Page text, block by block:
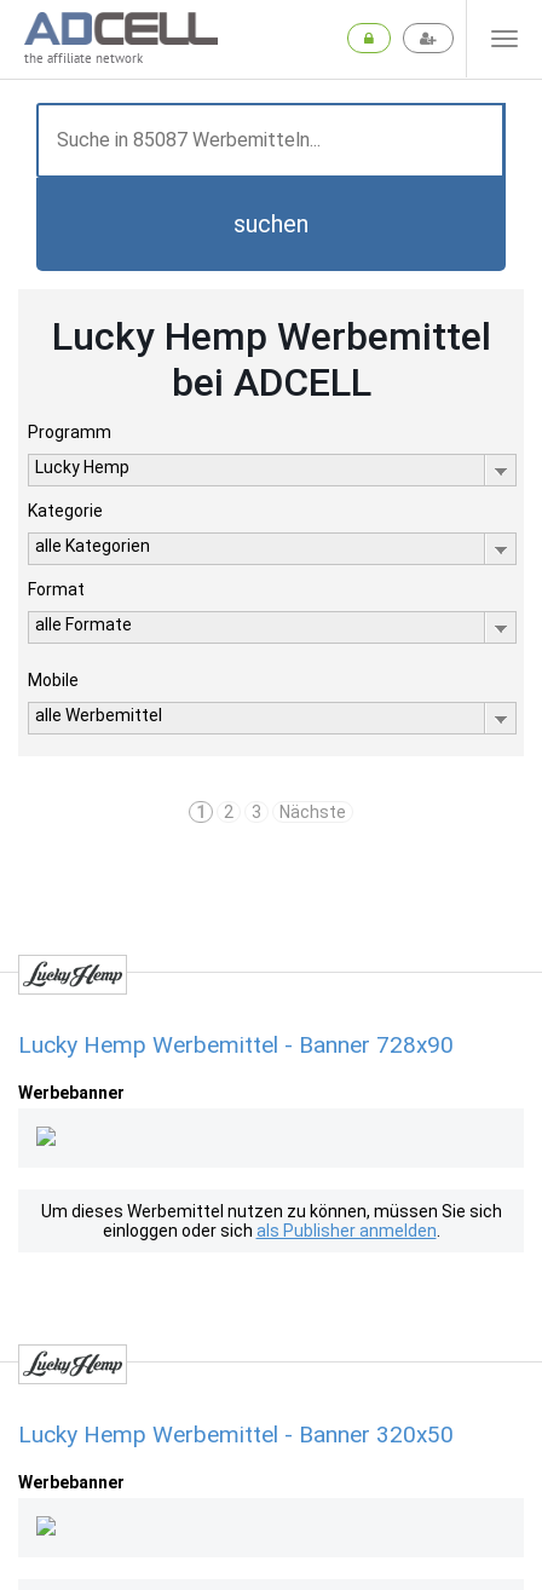
the affiliate network
suchen
Lucky Hemp Werbemittel
bei ADCELL
Programm
Lucky Hemp
Kategorie
alle Kategorien
Format
alle Formate
Mobile
alle Werbemittel
1 2 3 Nächste
Lucky Hemp Werbemittel - Banner 728x90
Werbebanner
Um dieses Werbemittel nutzen zu können, müssen Sie sich
einloggen oder sich als Publisher anmelden
Lucky Hemp Werbemittel - Banner 320x50
Werbebanner